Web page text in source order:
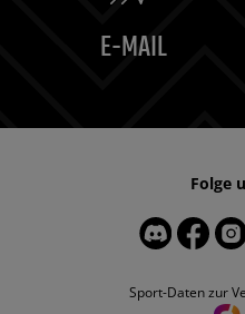
E-MAIL
Sport-Daten zur
Folge